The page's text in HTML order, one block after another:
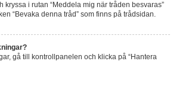
kryssa i rutan “Meddela mig när tråden besvaras”
“Bevaka denna tråd” som finns på trådsidan.
gå till kontrollpanelen och klicka på “Hantera